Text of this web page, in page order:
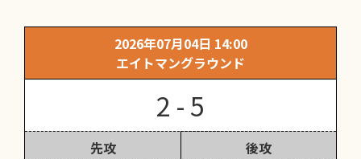
2026年07月04日 14:00
エイトマングラウンド
2 - 5
先攻 後攻